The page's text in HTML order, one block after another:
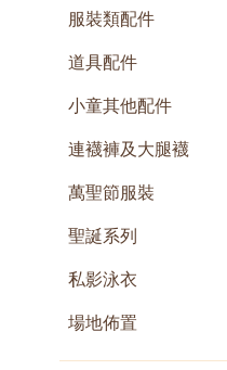
服裝類配件
道具配件
小童其他配件
連襪褲及大腿襪
萬聖節服裝
聖誕系列
私影泳衣
場地佈置